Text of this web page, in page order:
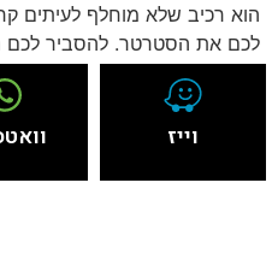
הוא רכיב שלא מוחלף לעיתים
לכם את הסטרטר. להסביר
וייז